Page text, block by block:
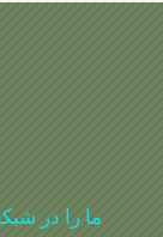
ما را در